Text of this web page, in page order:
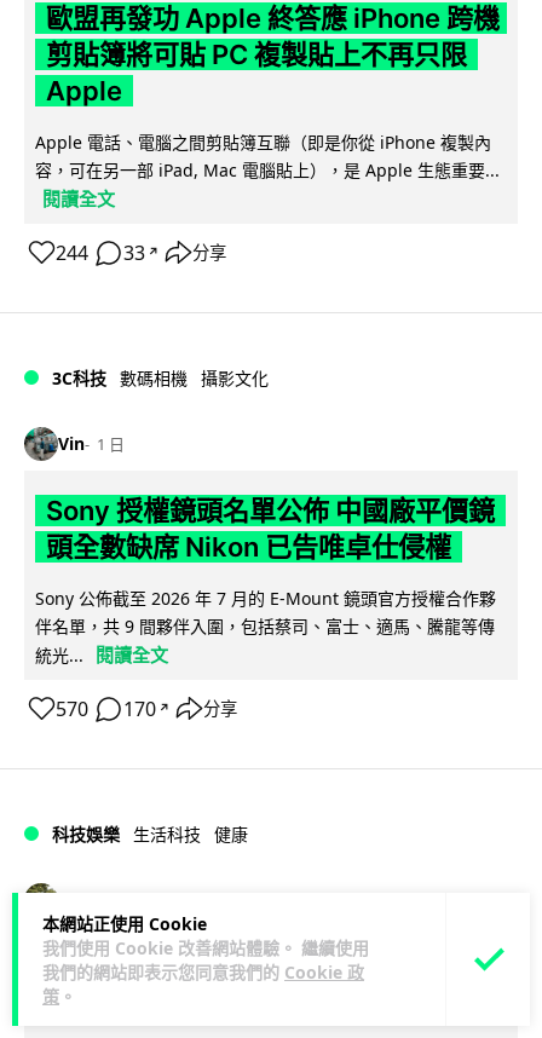
本網站正使用 Cookie
我們使用 Cookie 改善網站體驗。 繼續使用
我們的網站即表示您同意我們的 Cookie 政
策 。
歐盟再發功 Apple 終答應 iPhone 跨機
剪貼簿將可貼 PC 複製貼上不再只限
Apple
Apple 電話、電腦之間剪貼簿互聯（即是你從 iPhone 複製內
容，可在另一部 iPad, Mac 電腦貼上），是 Apple 生態重要...
閱讀全文
244 33 ↗ 分享
3C科技 數碼相機 攝影文化
Vin 1 日
Sony 授權鏡頭名單公佈 中國廠平價鏡
頭全數缺席 Nikon 已告唯卓仕侵權
Sony 公佈截至 2026 年 7 月的 E-Mount 鏡頭官方授權合作夥
伴名單，共 9 間夥伴入圍，包括蔡司、富士、適馬、騰龍等傳
統光...
閱讀全文
570 170 ↗ 分享
科技娛樂 生活科技 健康
室內空氣 40 度暑熱難耐 德國空調普及
率僅 3% 大眾繼續忍的最大原因